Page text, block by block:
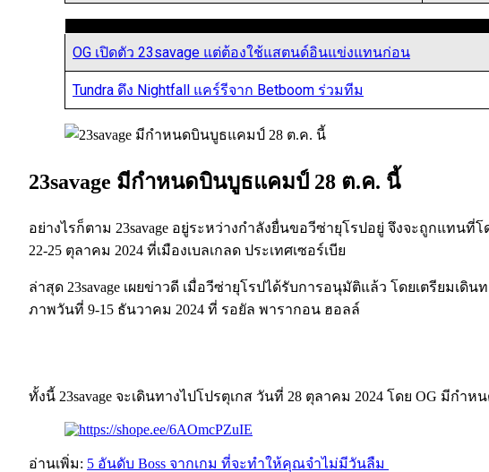
OG เปิดตัว 23savage แต่ต้องใช้แสตนด์อินแข่งแทนก่อน
Tundra ดึง Nightfall แคร์รีจาก Betboom ร่วมทีม
23savage มีกำหนดบินบูธแคมป์ 28 ต.ค. นี้
อย่างไรก็ตาม 23savage อยู่ระหว่างกำลังยื่นขอวีซ่ายุโรปอยู่ จึงจะถูกแทน
22-25 ตุลาคม 2024 ที่เมืองเบลเกลด ประเทศเซอร์เบีย
ล่าสุด 23savage เผยข่าวดี เมื่อวีซ่ายุโรปได้รับการอนุมัติแล้ว โดยเตรียมเดิ
ภาพวันที่ 9-15 ธันวาคม 2024 ที่ รอยัล พารากอน ฮอลล์
ทั้งนี้ 23savage จะเดินทางไปโปรตุเกส วันที่ 28 ตุลาคม 2024 โดย OG มีก
อ่านเพิ่ม: 5 อันดับ Boss จากเกม ที่จะทำให้คุณจำไม่มีวันลืม